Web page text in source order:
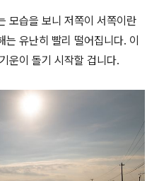
모습을 보니 저쪽이 서쪽이란
유난히 빨리 떨어집니다. 이
운이 돌기 시작할 겁니다.